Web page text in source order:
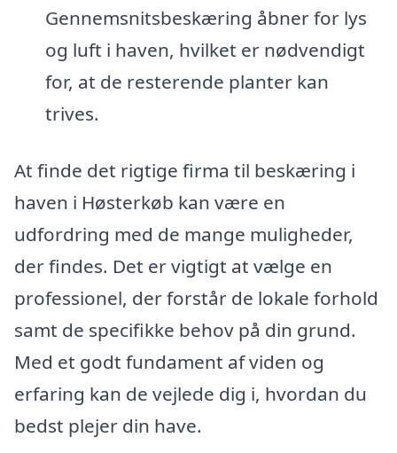
Gennemsnitsbeskæring åbner for lys
og luft i haven, hvilket er nødvendigt
for, at de resterende planter kan
trives.
At finde det rigtige firma til beskæring i
haven i Høsterkøb kan være en
udfordring med de mange muligheder,
der findes. Det er vigtigt at vælge en
professionel, der forstår de lokale forhold
samt de specifikke behov på din grund.
Med et godt fundament af viden og
erfaring kan de vejlede dig i, hvordan du
bedst plejer din have.